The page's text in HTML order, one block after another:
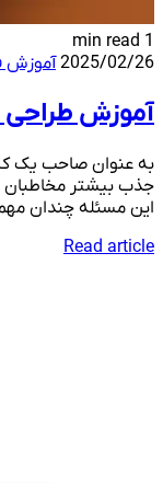
2025/02/26 آموزش
آموزش طراحی
به عنوان صاحب یک
جذب بیشتر مخاطبان
این مسئله چندان
Read article